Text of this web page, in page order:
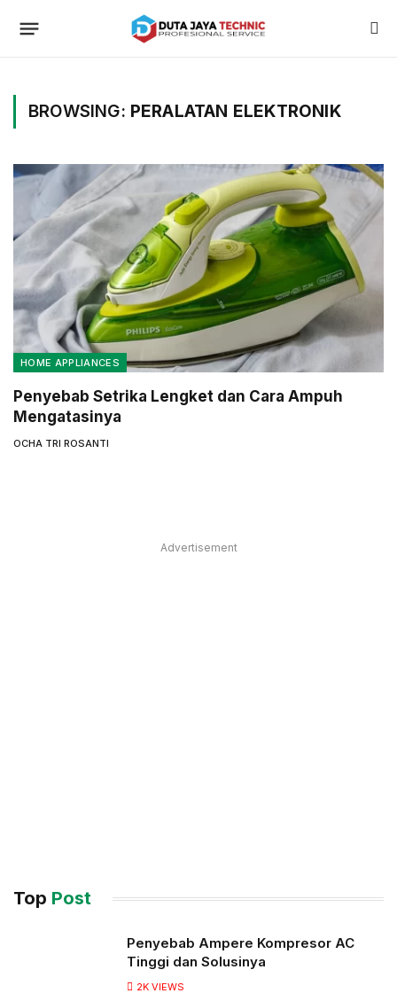
BROWSING: PERALATAN ELEKTRONIK
HOME APPLIANCES
Penyebab Setrika Lengket dan Cara Ampuh
Mengatasinya
OCHA TRI ROSANTI
Advertisement
Top Post
Penyebab Ampere Kompresor AC
Tinggi dan Solusinya
2K VIEWS